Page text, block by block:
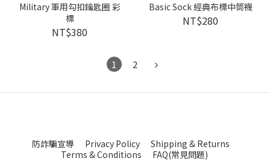
Military 軍用勾扣鑰匙圈 彩
標
NT$380
Basic Sock 經典布標中筒襪
NT$280
1 2
防詐騙宣導 Privacy Policy
Shipping & Returns
Terms & Conditions
FAQ(常見問題)